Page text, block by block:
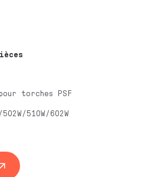
torches PSF
510W/602W